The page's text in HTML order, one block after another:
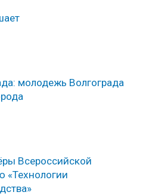
молодежь Волгограда
Всероссийской